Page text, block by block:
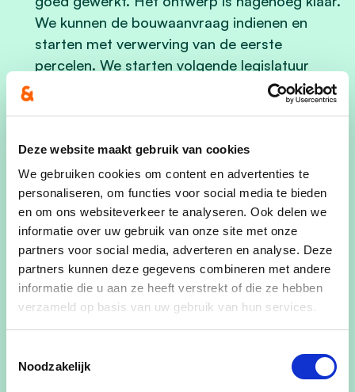
Deze website maakt gebruik van cookies
We gebruiken cookies om content en advertenties te
personaliseren, om functies voor social media te bieden
en om ons websiteverkeer te analyseren. Ook delen we
informatie over uw gebruik van onze site met onze
partners voor social media, adverteren en analyse. Deze
partners kunnen deze gegevens combineren met andere
informatie die u aan ze heeft verstrekt of die ze hebben
verzameld op basis van uw gebruik van hun services.
Noodzakelijk
We kunnen de bouwaanvraag indienen en
starten met verwerving van de eerste
percelen. We starten volgende legislatuur
graag met de aanleg, zeker het deel tussen
(Mobiele) (buurt)fietsenstallingen met
achterlaten investeerden we in
fietsenstallingen met beugels. We kochten ook
mobiele fietsbeugels die bij elk evenement
eenvoudig opgezet kunnen worden. Om de
fietsdiefstallen, aan te pakken willen we
inzetten op lokfietsen, dit is sinds kort
mogelijk door een wetswijziging en een
efficiënt middel in de strijd tegen fietsdieven.
We willen verder investeren in comfort met
lockers voor o.a. fietshelmen aan het station